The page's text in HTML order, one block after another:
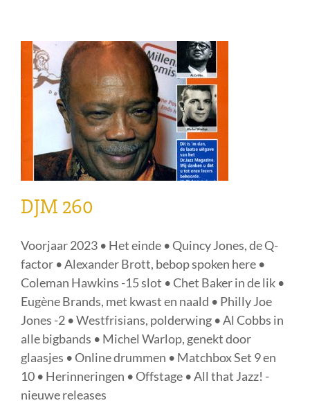
DJM 260
Voorjaar 2023 • Het einde • Quincy Jones, de Q-
factor • Alexander Brott, bebop spoken here •
Coleman Hawkins -15 slot • Chet Baker in de lik •
Eugène Brands, met kwast en naald • Philly Joe
Jones -2 • Westfrisians, polderwing • Al Cobbs in
alle bigbands • Michel Warlop, genekt door
glaasjes • Online drummen • Matchbox Set 9 en
10 • Herinneringen • Offstage • All that Jazz! -
nieuwe releases